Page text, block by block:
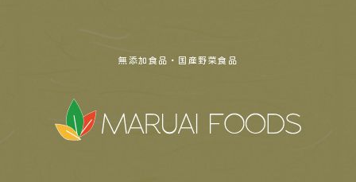
無添加食品・国産野菜食品